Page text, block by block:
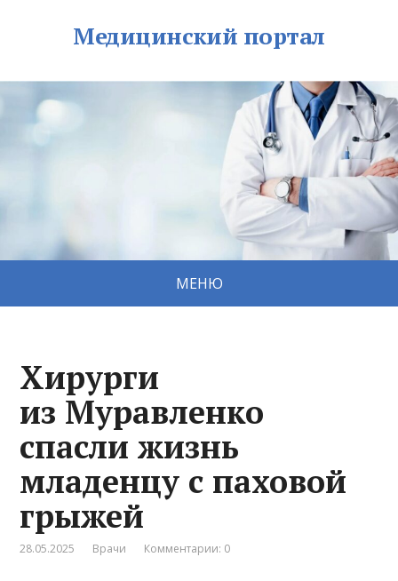
Медицинский портал
МЕНЮ
Хирурги
из Муравленко
спасли жизнь
младенцу с паховой
грыжей
28.05.2025 Врачи Комментарии: 0